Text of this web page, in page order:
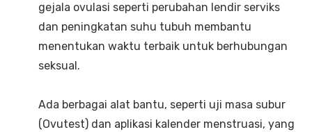
gejala ovulasi seperti perubahan lendir serviks
dan peningkatan suhu tubuh membantu
menentukan waktu terbaik untuk berhubungan
seksual.
Ada berbagai alat bantu, seperti uji masa subur
(Ovutest) dan aplikasi kalender menstruasi, yang